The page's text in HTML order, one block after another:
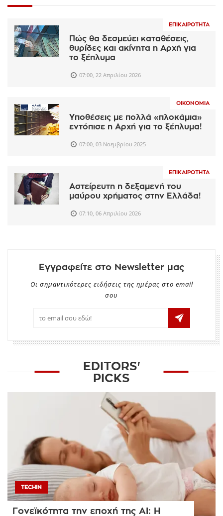
ΕΠΙΚΑΙΡΌΤΗΤΑ
Πώς θα δεσμεύει καταθέσεις,
θυρίδες και ακίνητα η Αρχή για
το ξέπλυμα
07:00, 22 Απριλίου 2026
ΟΙΚΟΝΟΜΊΑ
Υποθέσεις με πολλά «πλοκάμια»
εντόπισε η Αρχή για το ξέπλυμα!
07:00, 03 Νοεμβρίου 2025
ΕΠΙΚΑΙΡΌΤΗΤΑ
Αστείρευτη η δεξαμενή του
μαύρου χρήματος στην Ελλάδα!
07:10, 06 Απριλίου 2026
Εγγραφείτε στο Newsletter μας
Οι σημαντικότερες ειδήσεις της ημέρας στο email
σου
EDITORS'
PICKS
TECHIN
Γονεϊκότητα την εποχή της AI: Η